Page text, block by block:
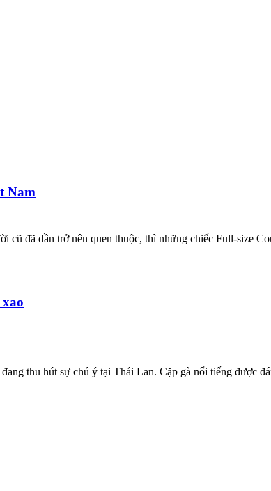
Nam
đã dần trở nên quen thuộc, thì những chiếc Full-size
thu hút sự chú ý tại Thái Lan. Cặp gà nổi tiếng được